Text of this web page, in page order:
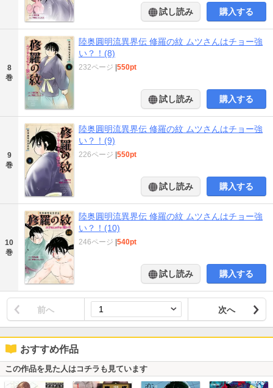
試し読み 購入する
8
巻
陸奥圓明流異界伝 修羅の紋 ムツさんはチョー強
い？！(8)
232ページ |550pt
試し読み 購入する
9
巻
陸奥圓明流異界伝 修羅の紋 ムツさんはチョー強
い？！(9)
226ページ |550pt
試し読み 購入する
10
巻
陸奥圓明流異界伝 修羅の紋 ムツさんはチョー強
い？！(10)
246ページ |540pt
試し読み 購入する
前へ 次へ
おすすめ作品
この作品を見た人はコチラも見ています